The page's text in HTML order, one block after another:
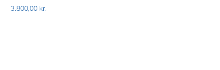
3.800,00kr.